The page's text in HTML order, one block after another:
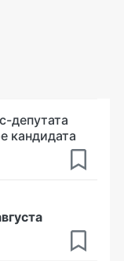
депутата
кандидата